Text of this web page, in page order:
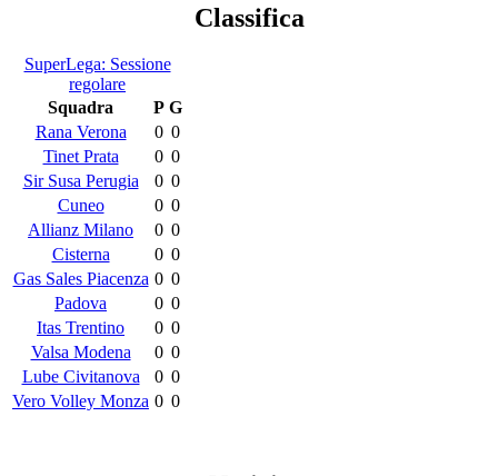
Classifica
SuperLega: Sessione
regolare
Squadra
P G
Rana Verona
0 0
Tinet Prata
0 0
Sir Susa Perugia
0 0
Cuneo
0 0
Allianz Milano
0 0
Cisterna
0 0
Gas Sales Piacenza 0 0
Padova
0 0
Itas Trentino
0 0
Valsa Modena
0 0
Lube Civitanova
0 0
Vero Volley Monza 0 0